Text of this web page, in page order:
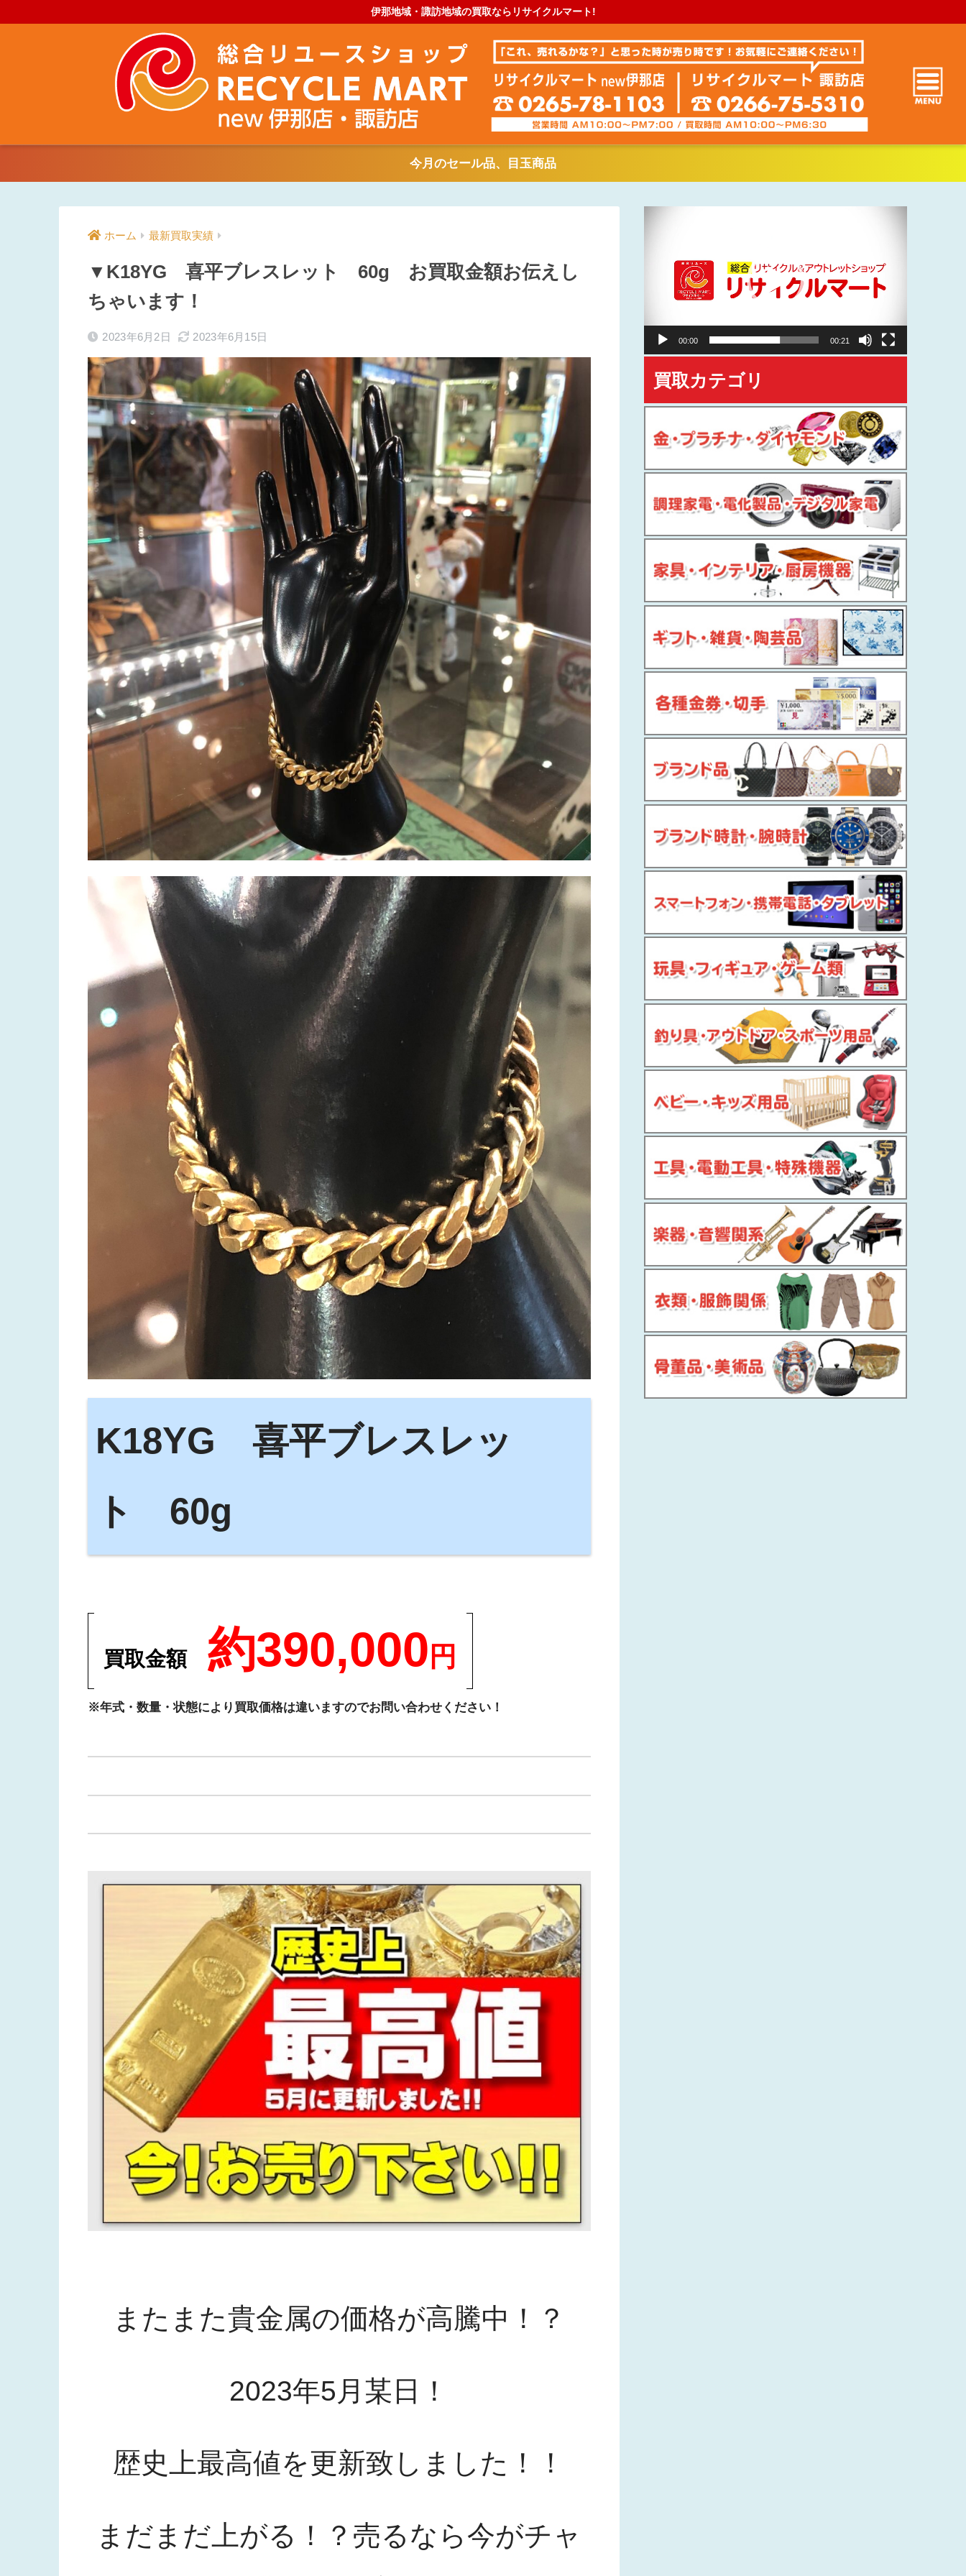
伊那地域・諏訪地域の買取ならリサイクルマート!
今月のセール品、目玉商品
ホーム 最新買取実績
▼K18YG 喜平ブレスレット 60g お買取金額お伝えし
ちゃいます！
2023年6月2日 2023年6月15日
K18YG 喜平ブレスレッ
ト 60g
買取金額約390,000 円
※年式・数量・状態により買取価格は違いますのでお問い合わせください！
またまた貴金属の価格が高騰中！？
2023年5月某日！
歴史上最高値を更新致しました！！
まだまだ上がる！？売るなら今がチャ
ヤ
00:00 00:21
買取カテゴリ